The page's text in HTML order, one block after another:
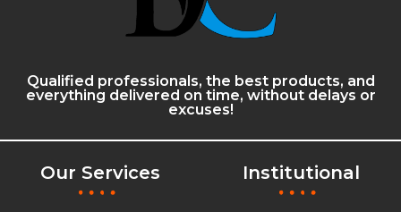
Qualified professionals, the best products, and
everything delivered on time, without delays or
excuses!
Our Services Institutional